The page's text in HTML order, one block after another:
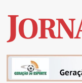
content